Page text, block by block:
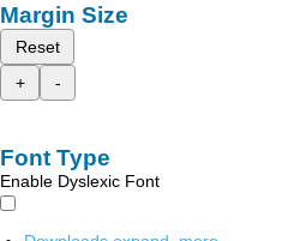
Margin Size
Reset
+
-
Font Type
Enable Dyslexic Font